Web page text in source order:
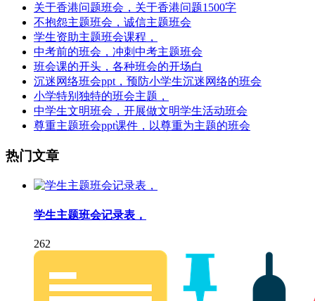
关于香港问题班会，关于香港问题1500字
不抱怨主题班会，诚信主题班会
学生资助主题班会课程，
中考前的班会，冲刺中考主题班会
班会课的开头，各种班会的开场白
沉迷网络班会ppt，预防小学生沉迷网络的班会
小学特别独特的班会主题，
中学生文明班会，开展做文明学生活动班会
尊重主题班会ppt课件，以尊重为主题的班会
热门文章
学生主题班会记录表，
262